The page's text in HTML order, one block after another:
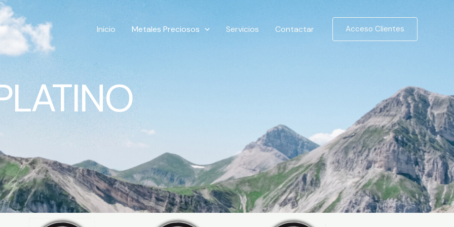
Inicio Metales Preciosos Servicios Contactar Acceso Clientes